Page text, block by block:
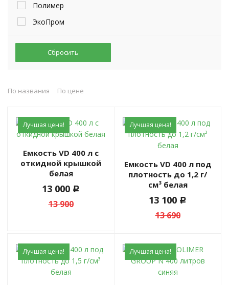
Полимер
ЭкоПром
Сбросить
По названия По цене
Лучшая цена!
Емкость VD 400 л с
откидной крышкой
белая
13 000 c
13 900
Лучшая цена!
Емкость VD 400 л под
плотность до 1,2 г/
см³ белая
13 100 c
13 690
Лучшая цена! Лучшая цена!